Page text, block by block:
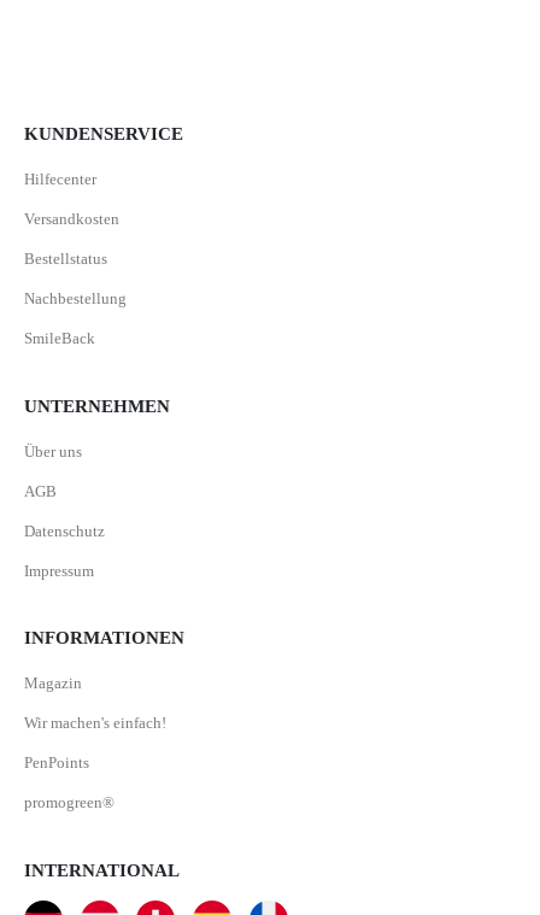
KUNDENSERVICE
Hilfecenter
Versandkosten
Bestellstatus
Nachbestellung
SmileBack
UNTERNEHMEN
Über uns
AGB
Datenschutz
Impressum
INFORMATIONEN
Magazin
Wir machen's einfach!
PenPoints
promogreen®
INTERNATIONAL